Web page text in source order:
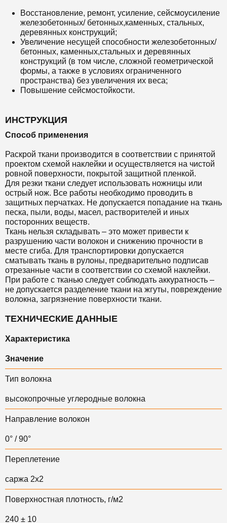
Восстановление, ремонт, усиление, сейсмоусиление
железобетонных/ бетонных,каменных, стальных,
деревянных конструкций;
Увеличение несущей способности железобетонных/
бетонных, каменных,стальных и деревянных
конструкций (в том числе, сложной геометрической
формы, а также в условиях ограниченного
пространства) без увеличения их веса;
Повышение сейсмостойкости.
ИНСТРУКЦИЯ
Способ применения
Раскрой ткани производится в соответствии с принятой
проектом схемой наклейки и осуществляется на чистой
ровной поверхности, покрытой защитной пленкой.
Для резки ткани следует использовать ножницы или
острый нож. Все работы необходимо проводить в
защитных перчатках. Не допускается попадание на ткань
песка, пыли, воды, масел, растворителей и иных
посторонних веществ.
Ткань нельзя складывать – это может привести к
разрушению части волокон и снижению прочности в
месте сгиба. Для транспортировки допускается
сматывать ткань в рулоны, предварительно подписав
отрезанные части в соответствии со схемой наклейки.
При работе с тканью следует соблюдать аккуратность –
не допускается разделение ткани на жгуты, повреждение
волокна, загрязнение поверхности ткани.
ТЕХНИЧЕСКИЕ ДАННЫЕ
Характеристика
Значение
Тип волокна
высокопрочные углеродные волокна
Направление волокон
0° / 90°
Переплетение
саржа 2х2
Поверхностная плотность, г/м2
240 ± 10